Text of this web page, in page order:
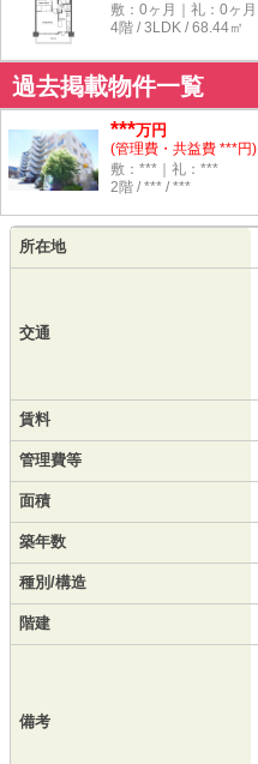
敷：0ヶ月｜礼：0ヶ月
4階 / 3LDK / 68.44㎡
過去掲載物件一覧
***万円
(管理費・共益費 ***円)
敷：***｜礼：***
2階 / *** / ***
所在地
交通
賃料
管理費等
面積
築年数
種別/構造
階建
備考